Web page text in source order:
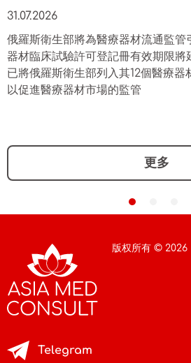
31.07.2026
俄羅斯衛生部將為醫療器材流通監管
器材臨床試驗許可登記冊有效期限將
已將俄羅斯衛生部列入其12個醫療器
以促進醫療器材市場的監管
更多
版权所有 © 2026
Telegram